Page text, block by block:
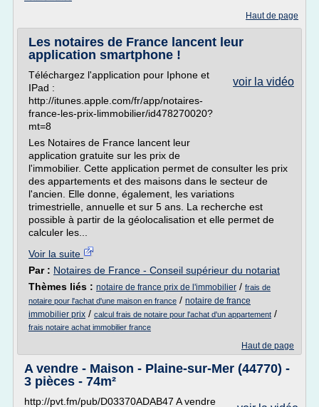
Haut de page
Les notaires de France lancent leur
application smartphone !
voir la vidéo
Téléchargez l'application pour Iphone et
IPad :
http://itunes.apple.com/fr/app/notaires-
france-les-prix-limmobilier/id478270020?
mt=8
Les Notaires de France lancent leur
application gratuite sur les prix de
l'immobilier. Cette application permet de consulter les prix
des appartements et des maisons dans le secteur de
l'ancien. Elle donne, également, les variations
trimestrielle, annuelle et sur 5 ans. La recherche est
possible à partir de la géolocalisation et elle permet de
calculer les...
Voir la suite
Par : Notaires de France - Conseil supérieur du notariat
Thèmes liés : notaire de france prix de l'immobilier / frais de
notaire pour l'achat d'une maison en france / notaire de france
immobilier prix / calcul frais de notaire pour l'achat d'un appartement /
frais notaire achat immobilier france
Haut de page
A vendre - Maison - Plaine-sur-Mer (44770) -
3 pièces - 74m²
http://pvt.fm/pub/D03370ADAB47 A vendre